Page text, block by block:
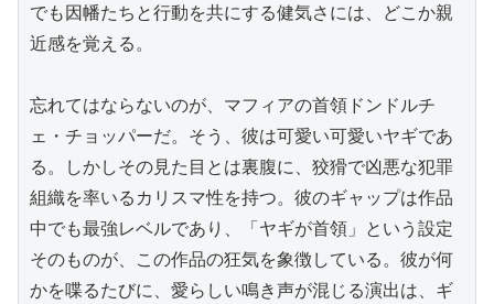
でも因幡たちと行動を共にする健気さには、どこか親
近感を覚える。
忘れてはならないのが、マフィアの首領ドンドルチ
ェ・チョッパーだ。そう、彼は可愛い可愛いヤギであ
る。しかしその見た目とは裏腹に、狡猾で凶悪な犯罪
組織を率いるカリスマ性を持つ。彼のギャップは作品
中でも最強レベルであり、「ヤギが首領」という設定
そのものが、この作品の狂気を象徴している。彼が何
かを喋るたびに、愛らしい鳴き声が混じる演出は、ギ